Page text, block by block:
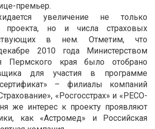
премьер.
увеличение не только
проекта, но и числа страховых
в нем. Отметим, что
2010 года Министерством
Пермского края было отобрано
для участия в программе
– филиалы компаний
«Росгосстрах» и «РЕСО-
же интерес к проекту проявляют
как «Астромед» и Российская